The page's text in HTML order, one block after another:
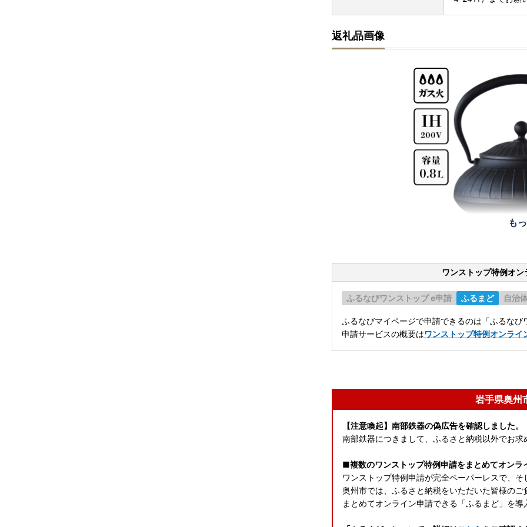
返礼品画像
も
ワンストップ特例オン
ふるなびワンストップ e申請 ふるまど 自治
ふるなびマイページで申請できるのは「ふるな
申請サービスの概要はワンストップ特例オンライ
岩手県奥州
【注意喚起】南部鉄器の偽広告を確認しました。
南部鉄器につきまして、ふるさと納税以外でお
■複数のワンストップ特例申請をまとめてオンラ
ワンストップ特例申請が完全ペーパーレスで、そ
奥州市では、ふるさと納税をいただいた皆様の
まとめてオンライン申請できる「ふるまど」を導